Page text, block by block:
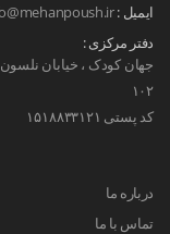
ایمیل :
دفتر مرکزی :
۱۰۲
کد پستی ۱۵۱۸۸۳۳۱۲۱
درباره ما
تماس با ما